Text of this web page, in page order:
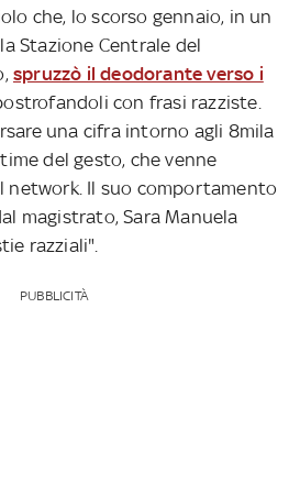
che, lo scorso gennaio, in un
Stazione Centrale del
spruzzò il deodorante verso i
con frasi razziste.
una cifra intorno agli 8mila
del gesto, che venne
network. Il suo comportamento
magistrato, Sara Manuela
razziali".
PUBBLICITÀ